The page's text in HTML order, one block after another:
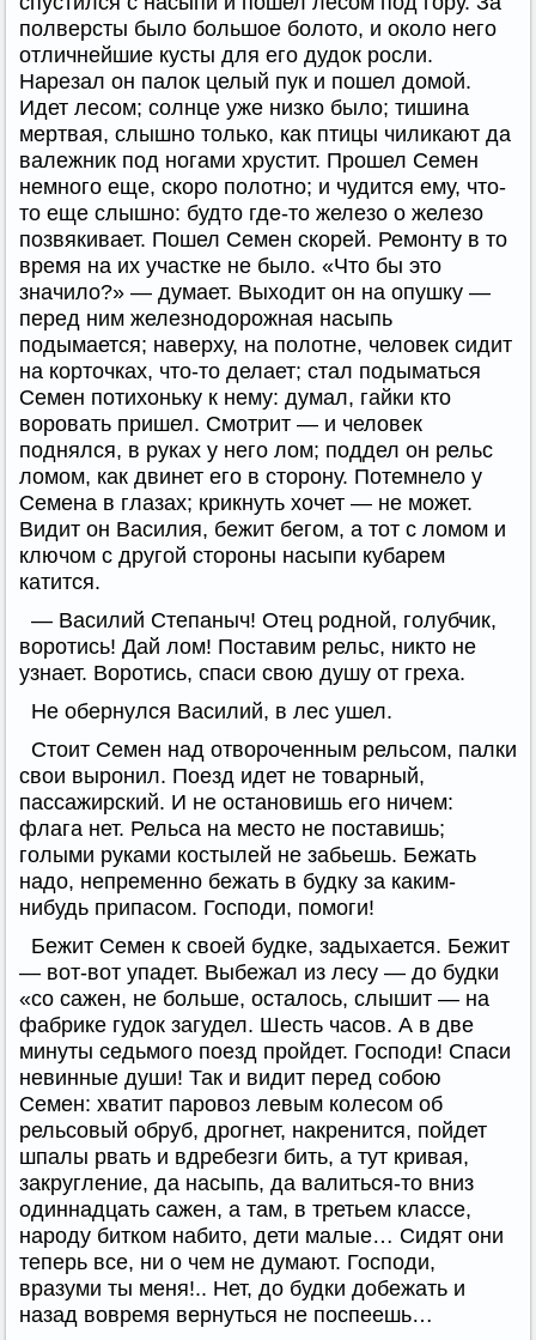
полверсты было большое болото, и около него
отличнейшие кусты для его дудок росли.
Нарезал он палок целый пук и пошел домой.
Идет лесом; солнце уже низко было; тишина
мертвая, слышно только, как птицы чиликают да
валежник под ногами хрустит. Прошел Семен
немного еще, скоро полотно; и чудится ему, что-
то еще слышно: будто где-то железо о железо
позвякивает. Пошел Семен скорей. Ремонту в то
время на их участке не было. «Что бы это
значило?» — думает. Выходит он на опушку —
перед ним железнодорожная насыпь
подымается; наверху, на полотне, человек сидит
на корточках, что-то делает; стал подыматься
Семен потихоньку к нему: думал, гайки кто
воровать пришел. Смотрит — и человек
поднялся, в руках у него лом; поддел он рельс
ломом, как двинет его в сторону. Потемнело у
Семена в глазах; крикнуть хочет — не может.
Видит он Василия, бежит бегом, а тот с ломом и
ключом с другой стороны насыпи кубарем
катится.
— Василий Степаныч! Отец родной, голубчик,
воротись! Дай лом! Поставим рельс, никто не
узнает. Воротись, спаси свою душу от греха.
Не обернулся Василий, в лес ушел.
Стоит Семен над отвороченным рельсом, палки
свои выронил. Поезд идет не товарный,
пассажирский. И не остановишь его ничем:
флага нет. Рельса на место не поставишь;
голыми руками костылей не забьешь. Бежать
надо, непременно бежать в будку за каким-
нибудь припасом. Господи, помоги!
Бежит Семен к своей будке, задыхается. Бежит
— вот-вот упадет. Выбежал из лесу — до будки
«со сажен, не больше, осталось, слышит — на
фабрике гудок загудел. Шесть часов. А в две
минуты седьмого поезд пройдет. Господи! Спаси
невинные души! Так и видит перед собою
Семен: хватит паровоз левым колесом об
рельсовый обруб, дрогнет, накренится, пойдет
шпалы рвать и вдребезги бить, а тут кривая,
закругление, да насыпь, да валиться-то вниз
одиннадцать сажен, а там, в третьем классе,
народу битком набито, дети малые… Сидят они
теперь все, ни о чем не думают. Господи,
вразуми ты меня!.. Нет, до будки добежать и
назад вовремя вернуться не поспеешь…